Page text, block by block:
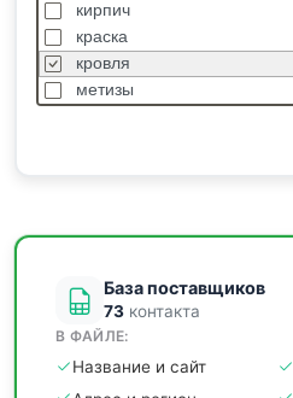
кирпич
краска
кровля
метизы
База поставщиков
73 контакта
В ФАЙЛЕ:
Название и сайт